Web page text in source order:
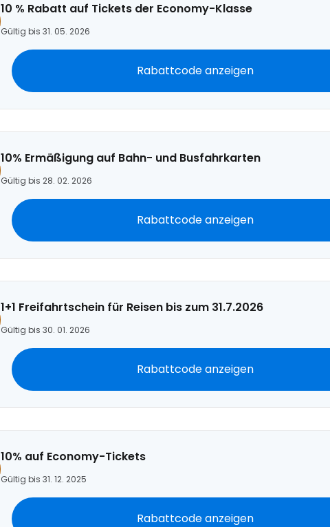
10 % Rabatt auf Tickets der Economy-Klasse
Gültig bis 31. 05. 2026
Rabattcode anzeigen
10% Ermäßigung auf Bahn- und Busfahrkarten
Gültig bis 28. 02. 2026
Rabattcode anzeigen
1+1 Freifahrtschein für Reisen bis zum 31.7.2026
Gültig bis 30. 01. 2026
Rabattcode anzeigen
10% auf Economy-Tickets
Gültig bis 31. 12. 2025
Rabattcode anzeigen